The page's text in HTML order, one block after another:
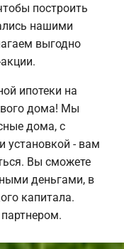
построить
нашими
выгодно
ипотеки на
дома! Мы
дома, с
установкой - вам
Вы сможете
деньгами, в
капитала.